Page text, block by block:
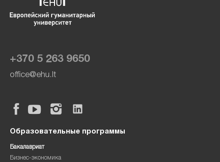
+370 5 263 9650
office@ehu.lt
Образовательные программы
Бакалавриат
Бизнес-экономика